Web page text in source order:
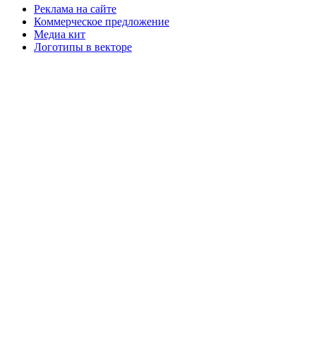
Реклама на сайте
Коммерческое предложение
Медиа кит
Логотипы в векторе